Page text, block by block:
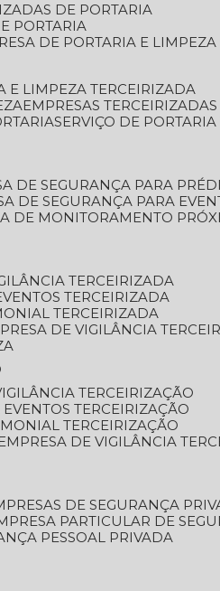
DE PORTARIA
PORTARIA
DE PORTARIA E LIMPEZA
E LIMPEZA TERCEIRIZADA
EMPRESAS
SERVIÇO DE
DE SEGURANÇA PARA
DE SEGURANÇA PARA
DE MONITORAMENTO
TERCEIRIZADA
TERCEIRIZADA
TERCEIRIZADA
DE VIGILÂNCIA
TERCEIRIZAÇÃO
EVENTOS TERCEIRIZAÇÃO
TERCEIRIZAÇÃO
EMPRESA DE VIGILÂNCIA
DE SEGURANÇA
PARTICULAR DE
PESSOAL PRIVADA